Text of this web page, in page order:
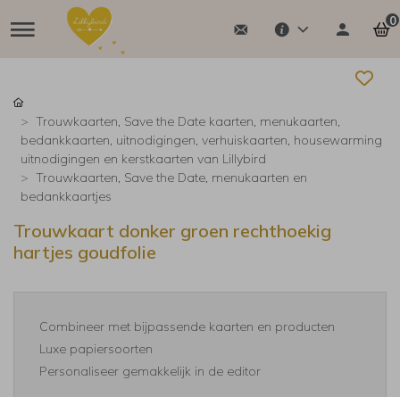
0
Trouwkaarten, Save the Date kaarten, menukaarten,
bedankkaarten, uitnodigingen, verhuiskaarten, housewarming
uitnodigingen en kerstkaarten van Lillybird
Trouwkaarten, Save the Date, menukaarten en
bedankkaartjes
Trouwkaart donker groen rechthoekig
hartjes goudfolie
Combineer met bijpassende kaarten en producten
Luxe papiersoorten
Personaliseer gemakkelijk in de editor